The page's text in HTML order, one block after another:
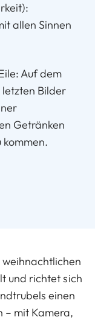
allen Sinnen
Auf dem
Bilder
Getränken
kommen.
und richtet sich
einen
– mit Kamera,